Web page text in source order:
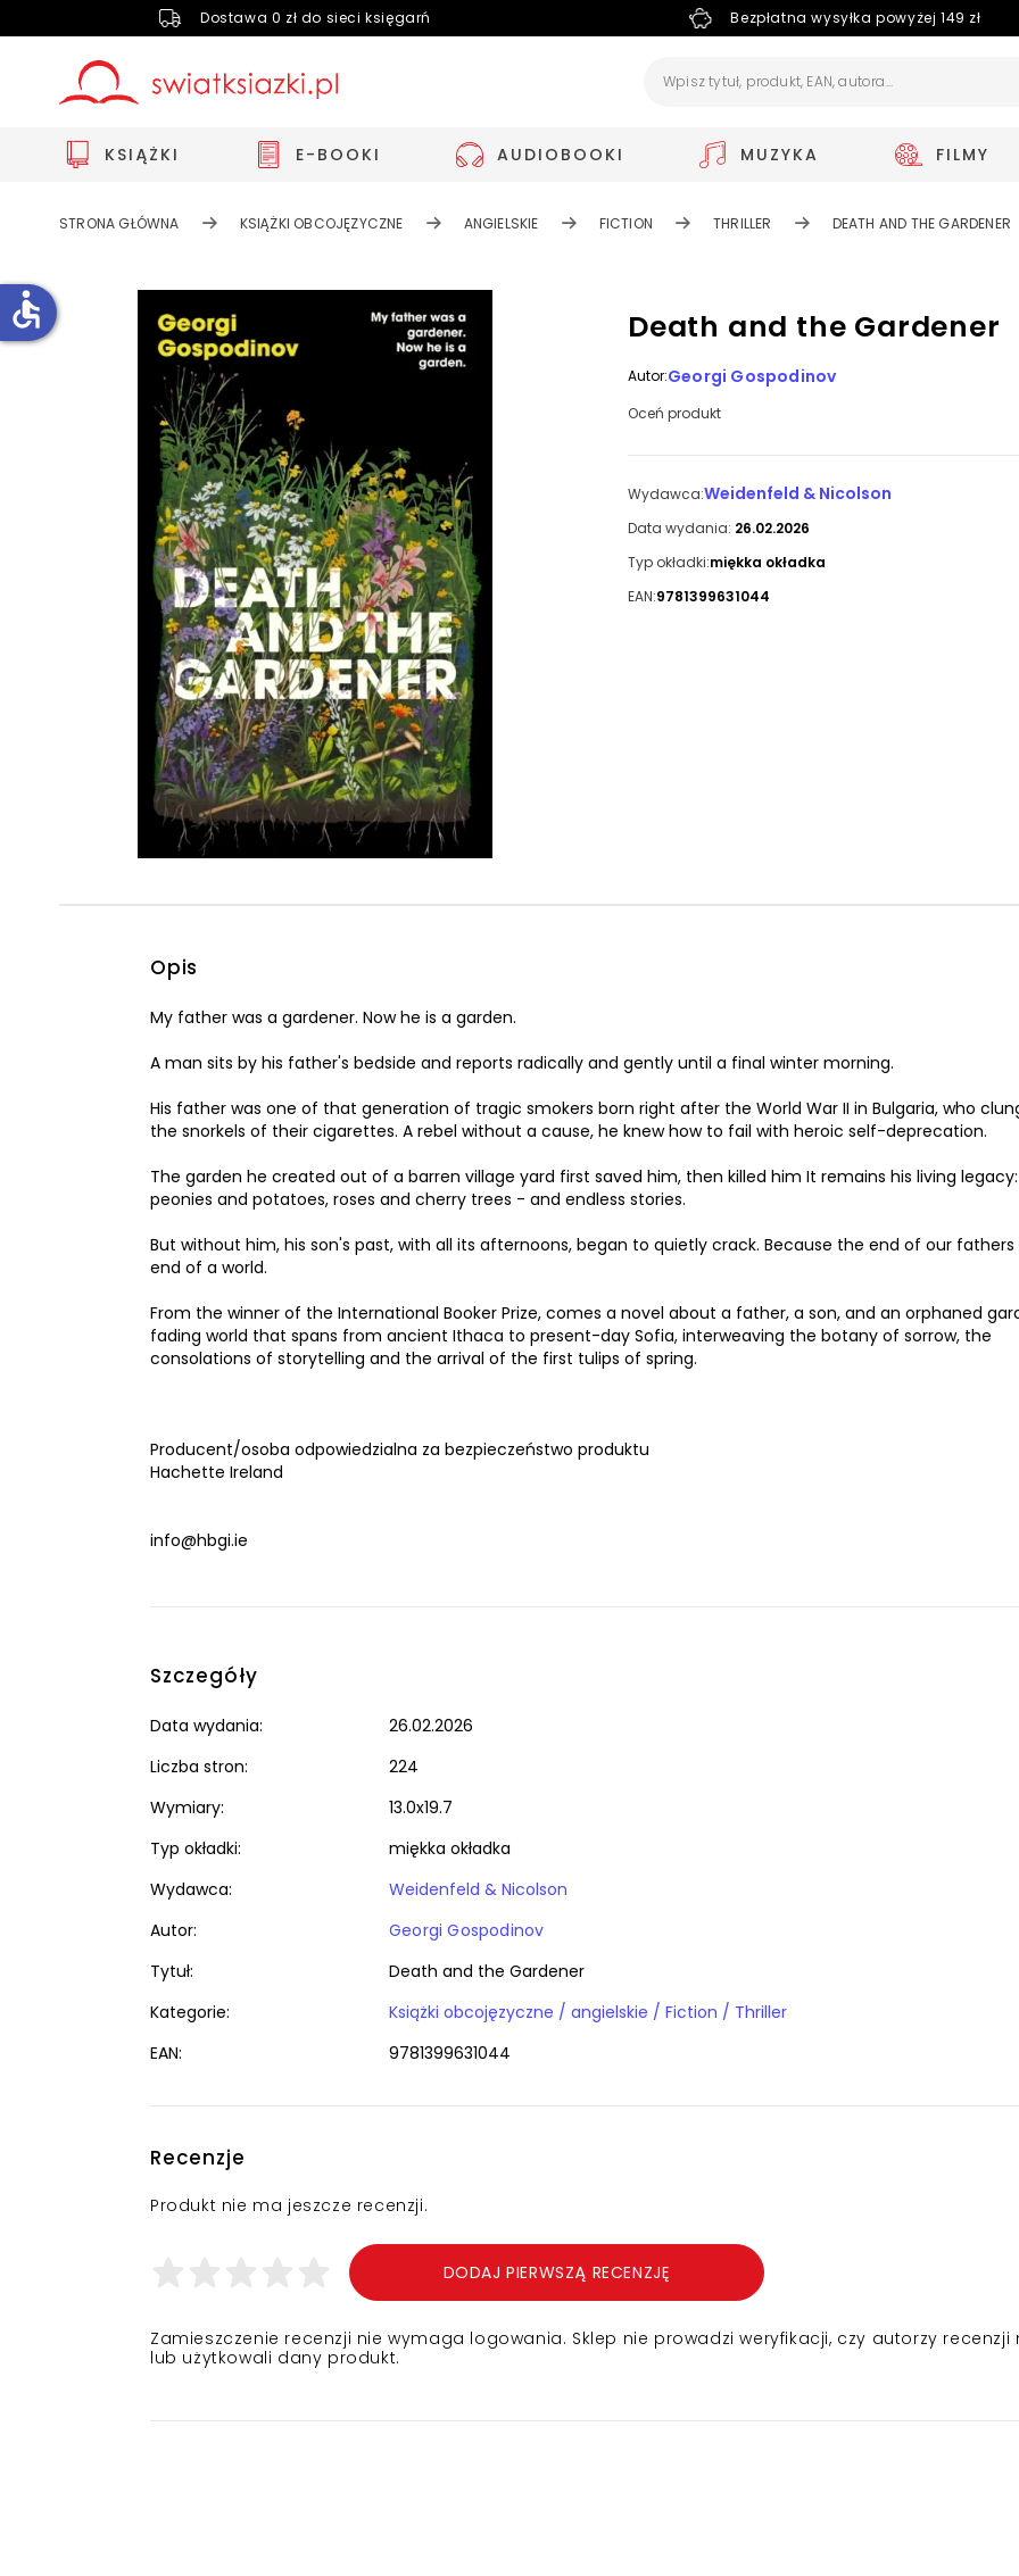
Dostawa 0 zł do sieci księgarń Bezpłatna wysyłka powyżej 149 zł
KSIĄŻKI E-BOOKI AUDIOBOOKI MUZYKA FILMY
STRONA GŁÓWNA KSIĄŻKI OBCOJĘZYCZNE ANGIELSKIE FICTION THRILLER DEATH AND THE GARDENER
Death and the Gardener
Autor:Georgi Gospodinov
Oceń produkt
Wydawca:Weidenfeld & Nicolson
Data wydania: 26.02.2026
Typ okładki:miękka okładka
EAN:9781399631044
Opis
My father was a gardener. Now he is a garden.
A man sits by his father's bedside and reports radically and gently until a final winter morning.
His father was one of that generation of tragic smokers born right after the World War II in Bulgaria, who
the snorkels of their cigarettes. A rebel without a cause, he knew how to fail with heroic self-deprecation.
The garden he created out of a barren village yard first saved him, then killed him It remains his living legacy:
peonies and potatoes, roses and cherry trees - and endless stories.
But without him, his son's past, with all its afternoons, began to quietly crack. Because the end of our fathers
end of a world.
From the winner of the International Booker Prize, comes a novel about a father, a son, and an orphaned
fading world that spans from ancient Ithaca to present-day Sofia, interweaving the botany of sorrow, the
consolations of storytelling and the arrival of the first tulips of spring.
Producent/osoba odpowiedzialna za bezpieczeństwo produktu
Hachette Ireland
info@hbgi.ie
Szczegóły
Data wydania:
26.02.2026
Liczba stron:
224
Wymiary:
13.0x19.7
Typ okładki:
miękka okładka
Wydawca:
Weidenfeld & Nicolson
Autor:
Georgi Gospodinov
Tytuł:
Death and the Gardener
Kategorie:
Książki obcojęzyczne / angielskie / Fiction / Thriller
EAN:
9781399631044
Recenzje
Produkt nie ma jeszcze recenzji.
DODAJ PIERWSZĄ RECENZJĘ
Zamieszczenie recenzji nie wymaga logowania. Sklep nie prowadzi weryfikacji, czy autorzy recenzji
lub użytkowali dany produkt.
accessible
Zwiększ rozmiar czcionki
Zmniejsz rozmiar czcionki
Powiększony kursor
Pomoc w czytaniu
Podkreślenie linków